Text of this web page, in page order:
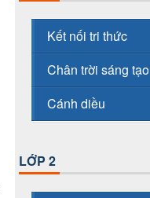
Kết nối tri thức
Chân trời sáng tạo
Cánh diều
LỚP 2